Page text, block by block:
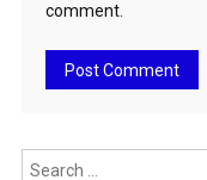
comment.